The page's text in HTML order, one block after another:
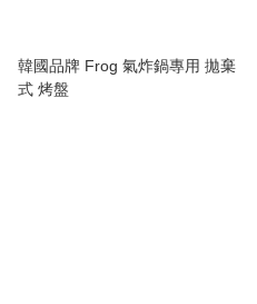
韓國品牌 Frog 氣炸鍋專用 拋棄
式 烤盤